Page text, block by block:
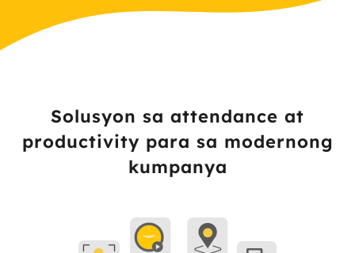
Solusyon sa attendance at
productivity para sa modernong
kumpanya